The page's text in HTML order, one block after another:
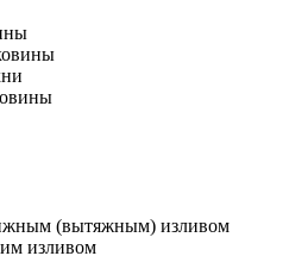
(вытяжным) изливом
изливом